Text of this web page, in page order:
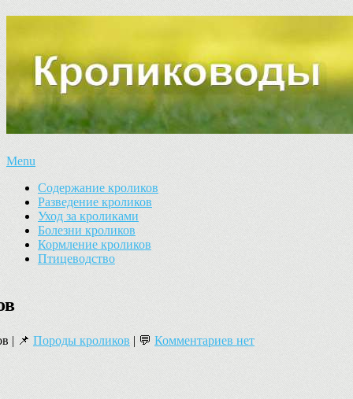
Menu
Содержание кроликов
Разведение кроликов
Уход за кроликами
Болезни кроликов
Кормление кроликов
Птицеводство
| 📌 Породы кроликов | 💬 Комментариев нет